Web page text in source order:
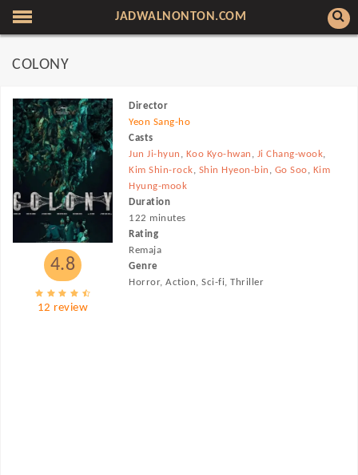
JADWALNONTON.COM
COLONY
4.8
12 review
Director
Yeon Sang-ho
Casts
Jun Ji-hyun , Koo Kyo-hwan , Ji Chang-wook,
Kim Shin-rock, Shin Hyeon-bin , Go Soo, Kim
Hyung-mook
Duration
122 minutes
Rating
Remaja
Genre
Horror, Action, Sci-fi, Thriller